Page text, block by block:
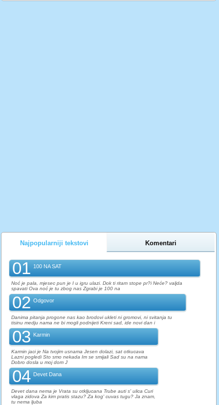
Najpopularniji tekstovi Komentari
01 100 NA SAT
Noć je pala, mjesec pun je I u igru ulazi. Dok ti ritam stope pr?i Neće? valjda
spavati Ova noć je tu zbog nas Zgrabi je 100 na
02 Odgovor
Danima pitanja progone nas kao brodovi ukleti ni gromovi, ni svitanja tu
tisinu medju nama ne bi mogli podnijeti Kreni sad, ide novi dan i
03 Karmin
Karmin jaci je Na tvojim usnama Jesen dolazi, sat otkucava
Lazni pogledi Sto smo nekada Im se smijali Sad su na nama
Dobro dosla u moj dom J
04 Devet Dana
Devet dana nema je Vrata su otkljucana Trube auti s' ulica Curi
vlaga zidova Za kim pratis stazu? Za kog' cuvas tugu? Ja znam,
tu nema ljuba